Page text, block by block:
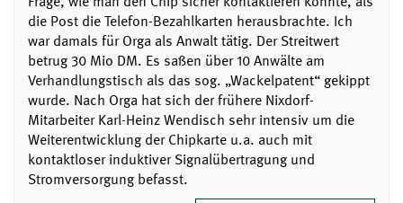
die Post die Telefon-Bezahlkarten herausbrachte. Ich
war damals für Orga als Anwalt tätig. Der Streitwert
betrug 30 Mio DM. Es saßen über 10 Anwälte am
Verhandlungstisch als das sog. „Wackelpatent“ gekippt
wurde. Nach Orga hat sich der frühere Nixdorf-
Mitarbeiter Karl-Heinz Wendisch sehr intensiv um die
Weiterentwicklung der Chipkarte u.a. auch mit
kontaktloser induktiver Signalübertragung und
Stromversorgung befasst.